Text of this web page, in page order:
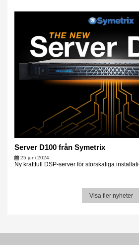
Server D100 från Symetrix
25 juni 2024
Ny kraftfull DSP-server för storskaliga
Visa fler nyheter